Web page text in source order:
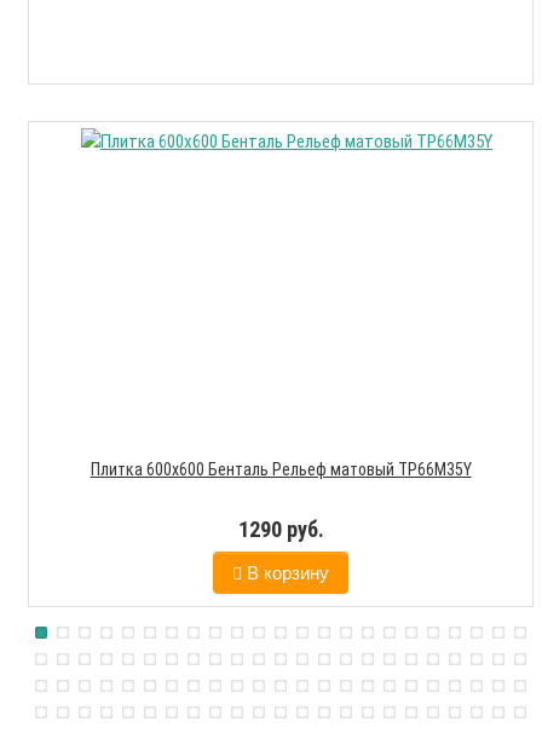
Плитка 600х600 Бенталь Рельеф матовый TP66M35Y
1290 руб.
В корзину